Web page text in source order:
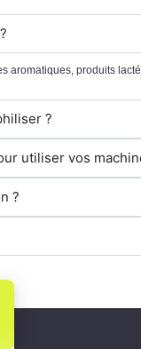
aromatiques, produits
?
utiliser vos
?